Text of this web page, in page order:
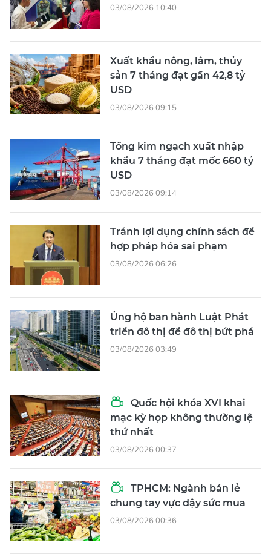
03/08/2026 10:40
Xuất khẩu nông, lâm, thủy
sản 7 tháng đạt gần 42,8 tỷ
USD
03/08/2026 09:15
Tổng kim ngạch xuất nhập
khẩu 7 tháng đạt mốc 660 tỷ
USD
03/08/2026 09:14
Tránh lợi dụng chính sách để
hợp pháp hóa sai phạm
03/08/2026 06:26
Ủng hộ ban hành Luật Phát
triển đô thị để đô thị bứt phá
03/08/2026 03:49
Quốc hội khóa XVI khai
mạc kỳ họp không thường lệ
thứ nhất
03/08/2026 00:37
TPHCM: Ngành bán lẻ
chung tay vực dậy sức mua
03/08/2026 00:36